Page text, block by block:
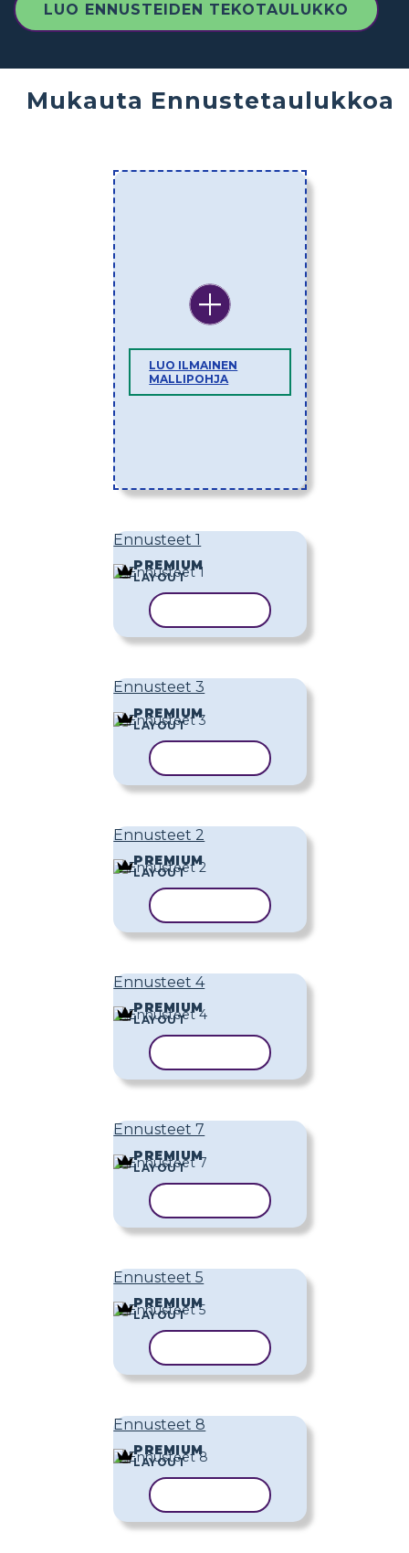
LUO ENNUSTEIDEN TEKOTAULUKKO
Mukauta Ennustetaulukkoa
LUO ILMAINEN
MALLIPOHJA
Ennusteet 1
PREMIUM
LAYOUT
Ennusteet 3
PREMIUM
LAYOUT
Ennusteet 2
PREMIUM
LAYOUT
Ennusteet 4
PREMIUM
LAYOUT
Ennusteet 7
PREMIUM
LAYOUT
Ennusteet 5
PREMIUM
LAYOUT
Ennusteet 8
PREMIUM
LAYOUT